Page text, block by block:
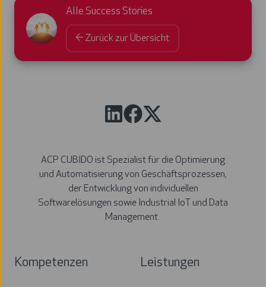
Alle Success Stories
← Zurück zur Übersicht
ACP CUBIDO ist Spezialist für die Optimierung
und Automatisierung von Geschäftsprozessen,
der Entwicklung von individuellen
Softwarelösungen sowie Industrial IoT und Data
Management.
Kompetenzen Leistungen